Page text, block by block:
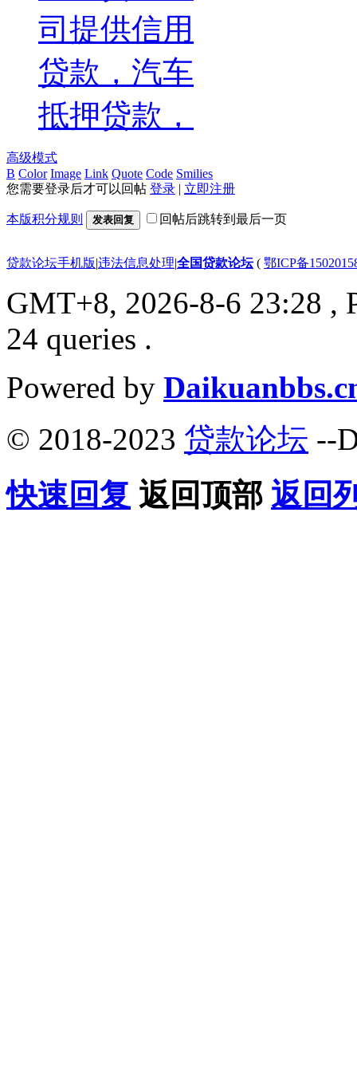
司提供信用
贷款，汽车
抵押贷款，
高级模式
B Color Image Link Quote Code Smilies
您需要登录后才可以回帖 登录 | 立即注册
本版积分规则 发表回复 回帖后跳转到最后一页
贷款论坛手机版|违法信息处理|全国贷款论坛( 鄂ICP备
GMT+8, 2026-8-6 23:28 ,
24 queries .
Powered by
© 2018-2023 贷款论坛 --
快速回复 返回顶部 返回